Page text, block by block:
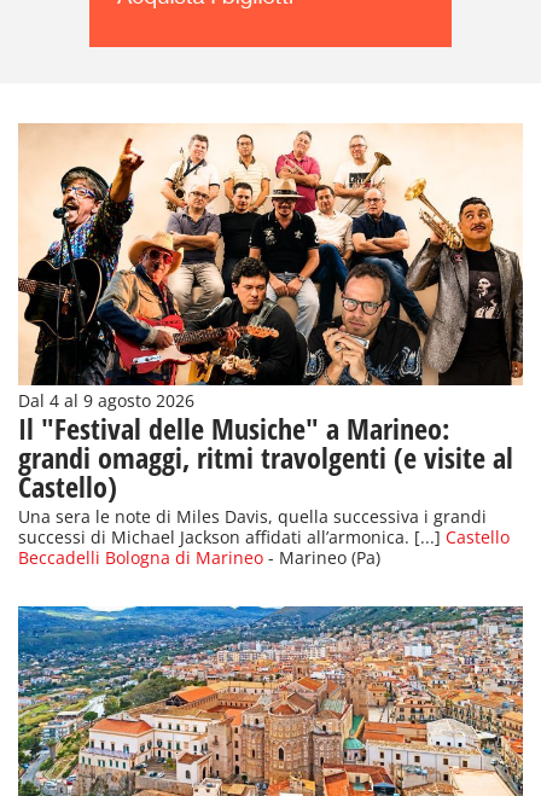
Dal 4 al 9 agosto 2026
Il "Festival delle Musiche" a Marineo:
grandi omaggi, ritmi travolgenti (e visite al
Castello)
Una sera le note di Miles Davis, quella successiva i grandi
successi di Michael Jackson affidati all’armonica. [...] Castello
Beccadelli Bologna di Marineo - Marineo (Pa)